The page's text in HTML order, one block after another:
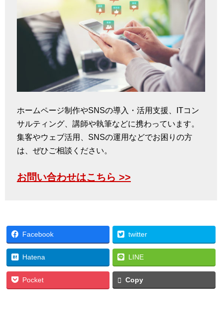
ホームページ制作やSNSの導入・活用支援、ITコン
サルティング、講師や執筆などに携わっています。
集客やウェブ活用、SNSの運用などでお困りの方
は、ぜひご相談ください。
お問い合わせはこちら >>
Facebook twitter
Hatena LINE
Pocket Copy